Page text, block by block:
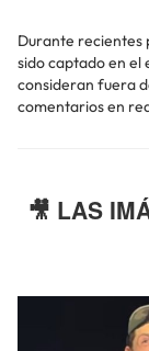
Durante recientes
sido captado en el
consideran fuera
comentarios en
🎥 LAS